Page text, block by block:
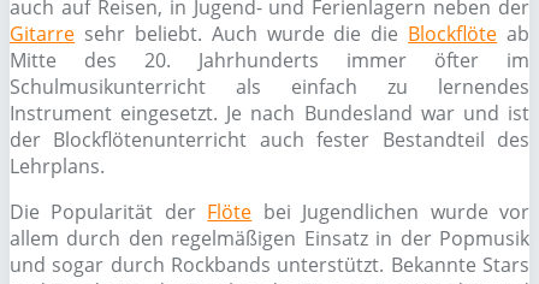
auch auf Reisen, in Jugend- und Ferienlagern neben der
Gitarre sehr beliebt. Auch wurde die die Blockflöte ab
Mitte des 20. Jahrhunderts immer öfter im
Schulmusikunterricht als einfach zu lernendes
Instrument eingesetzt. Je nach Bundesland war und ist
der Blockflötenunterricht auch fester Bestandteil des
Lehrplans.
Die Popularität der Flöte bei Jugendlichen wurde vor
allem durch den regelmäßigen Einsatz in der Popmusik
und sogar durch Rockbands unterstützt. Bekannte Stars